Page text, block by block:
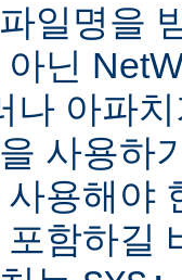
일명을
닌
나 아파
사용하
용해야
함하길